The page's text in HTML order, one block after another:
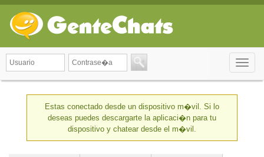
Toggle
Estas conectado desde un dispositivo m�vil. Si lo
deseas puedes descargarte la aplicaci�n para tu
dispositivo y chatear desde el m�vil.